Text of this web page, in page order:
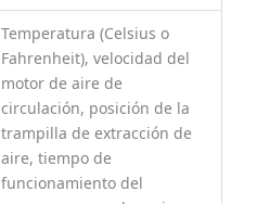
Temperatura (Celsius o
Fahrenheit), velocidad del
motor de aire de
circulación, posición de la
trampilla de extracción de
aire, tiempo de
funcionamiento del